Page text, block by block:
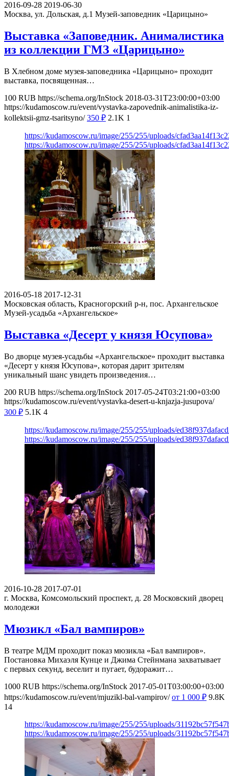
2016-09-28 2019-06-30
Москва, ул. Дольская, д.1 Музей-заповедник «Царицыно»
Выставка «Заповедник. Анималистика
из коллекции ГМЗ «Царицыно»
В Хлебном доме музея-заповедника «Царицыно» проходит
выставка, посвященная…
100 RUB https://schema.org/InStock 2018-03-31T23:00:00+03:00
https://kudamoscow.ru/event/vystavka-zapovednik-animalistika-iz-
kollektsii-gmz-tsaritsyno/ 350 ₽ 2.1K 1
https://kudamoscow.ru/image/255/255/uploads/
https://kudamoscow.ru/image/255/255/uploads/
2016-05-18 2017-12-31
Московская область, Красногорский р-н, пос. Архангельское
Музей-усадьба «Архангельское»
Выставка «Десерт у князя Юсупова»
Во дворце музея-усадьбы «Архангельское» проходит выставка
«Десерт у князя Юсупова», которая дарит зрителям
уникальный шанс увидеть произведения…
200 RUB https://schema.org/InStock 2017-05-24T03:21:00+03:00
https://kudamoscow.ru/event/vystavka-desert-u-knjazja-jusupova/
300 ₽ 5.1K 4
https://kudamoscow.ru/image/255/255/uploads/
https://kudamoscow.ru/image/255/255/uploads/
2016-10-28 2017-07-01
г. Москва, Комсомольский проспект, д. 28 Московский дворец
молодежи
Мюзикл «Бал вампиров»
В театре МДМ проходит показ мюзикла «Бал вампиров».
Постановка Михаэля Кунце и Джима Стейнмана захватывает
с первых секунд, веселит и пугает, будоражит…
1000 RUB https://schema.org/InStock 2017-05-01T03:00:00+03:00
https://kudamoscow.ru/event/mjuzikl-bal-vampirov/ от 1 000 ₽ 9.8K
14
https://kudamoscow.ru/image/255/255/uploads/
https://kudamoscow.ru/image/255/255/uploads/